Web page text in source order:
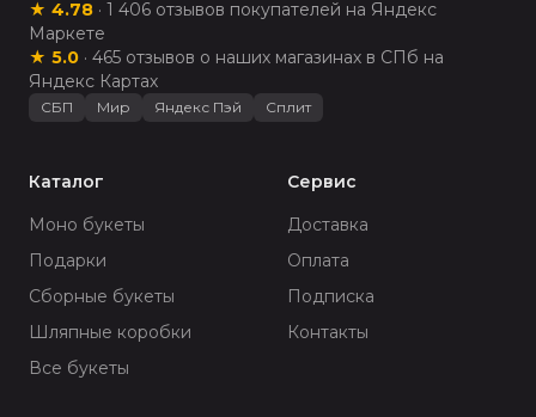
★ 4.78 · 1 406 отзывов покупателей на Яндекс
Маркете
★ 5.0 · 465 отзывов о наших магазинах в СПб на
Яндекс Картах
СБП Мир Яндекс Пэй Сплит
Каталог
Моно букеты
Подарки
Сборные букеты
Шляпные коробки
Все букеты
Сервис
Доставка
Оплата
Подписка
Контакты